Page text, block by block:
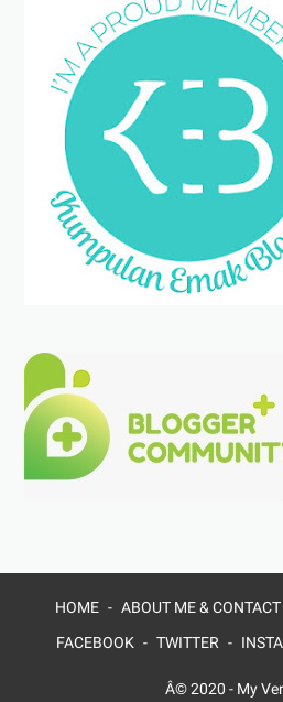
HOME ABOUT ME & CONTACT
FACEBOOK
TWITTER
Â© 2020 - My